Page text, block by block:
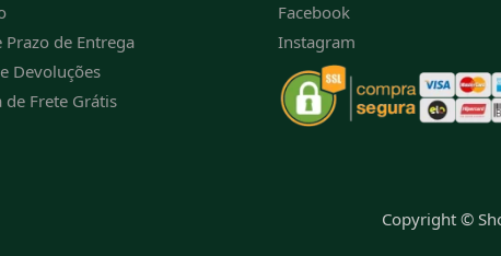
Prazo de Entrega
Devoluções
de Frete Grátis
Facebook
Instagram
Copyright ©